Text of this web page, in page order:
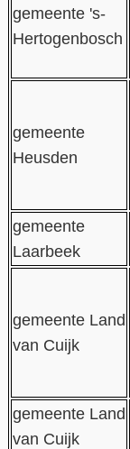
gemeente 's-
Hertogenbosch
gemeente
Heusden
gemeente
Laarbeek
gemeente Land
van Cuijk
gemeente Land
van Cuijk